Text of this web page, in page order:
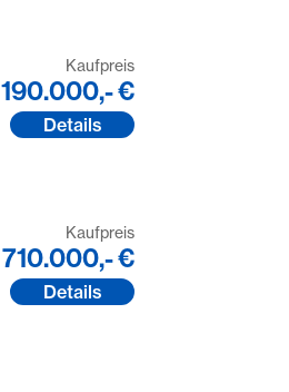
Kaufpreis
190.000,- €
Details
Kaufpreis
710.000,- €
Details